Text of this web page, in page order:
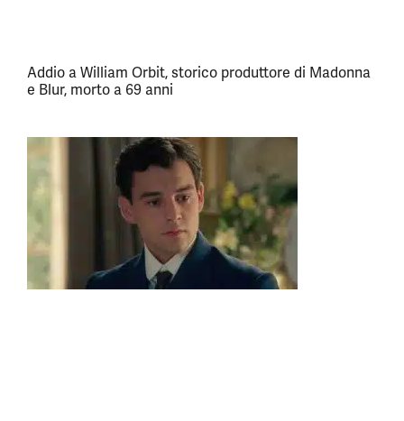
Addio a William Orbit, storico produttore di Madonna
e Blur, morto a 69 anni